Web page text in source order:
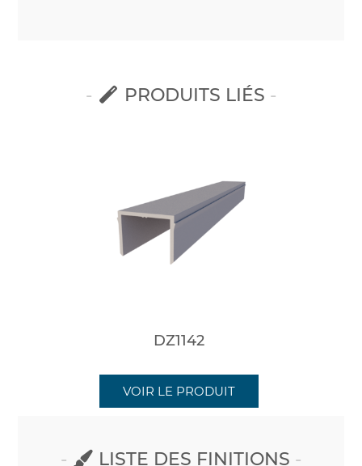
PRODUITS LIÉS
DZ1142
VOIR LE PRODUIT
LISTE DES FINITIONS